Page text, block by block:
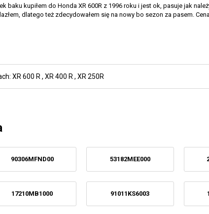
baku kupiłem do Honda XR 600R z 1996 roku i jest ok, pasuje jak
dlatego też zdecydowałem się na nowy bo sezon za pasem.
XR 600 R , XR 400 R , XR 250R
90306MFND00 53182MEE000
17210MB1000 91011KS6003